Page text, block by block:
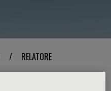
/ RELATORE